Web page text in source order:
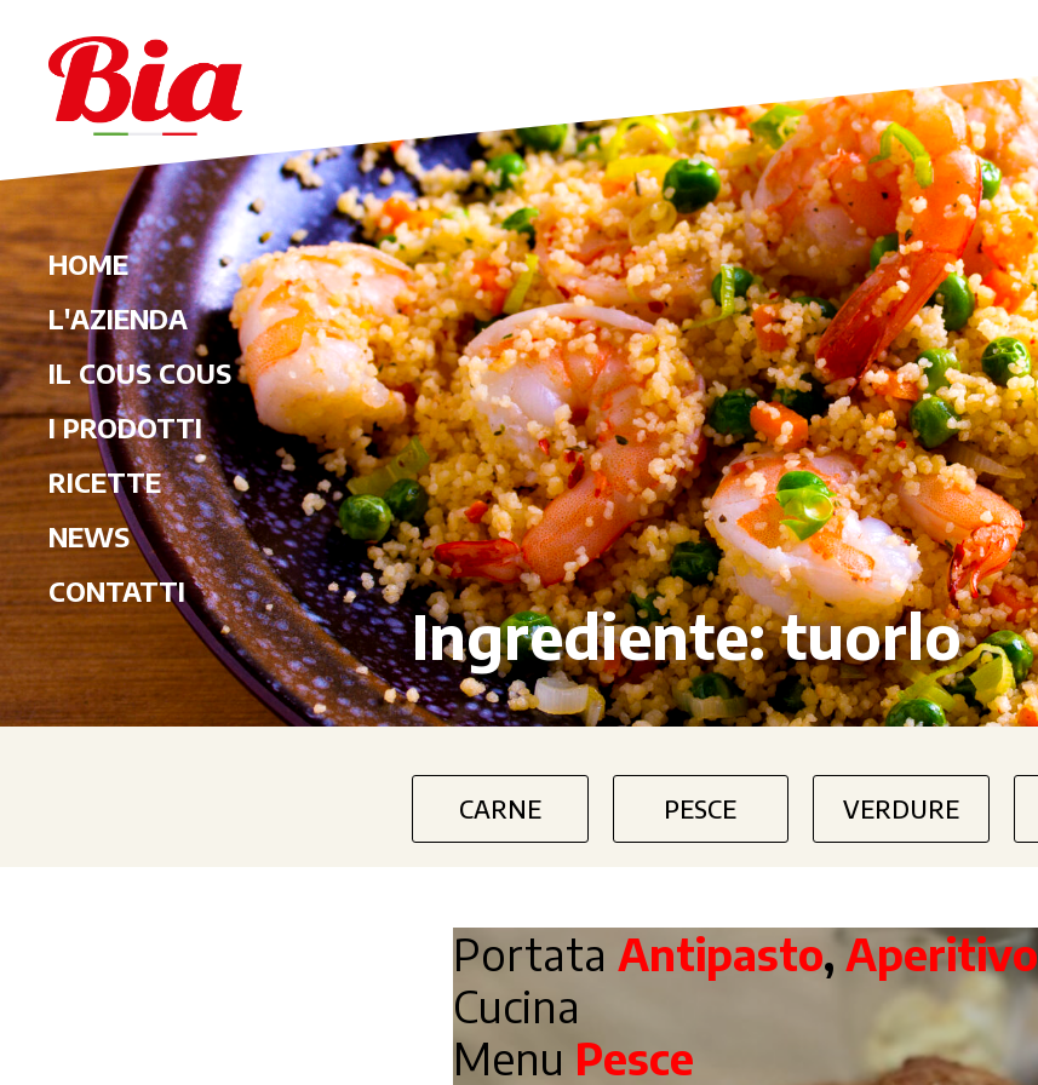
HOME
L'AZIENDA
IL COUS COUS
I PRODOTTI
RICETTE
NEWS
CONTATTI
Ingrediente:tuorlo
CARNE PESCE VERDURE
PortataAntipasto,Aperitivo
Cucina
Menu Pesce